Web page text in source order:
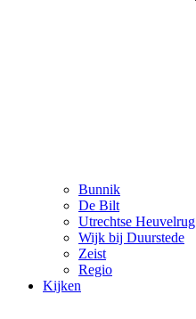
Bunnik
De Bilt
Utrechtse Heuvelrug
Wijk bij Duurstede
Zeist
Regio
Kijken